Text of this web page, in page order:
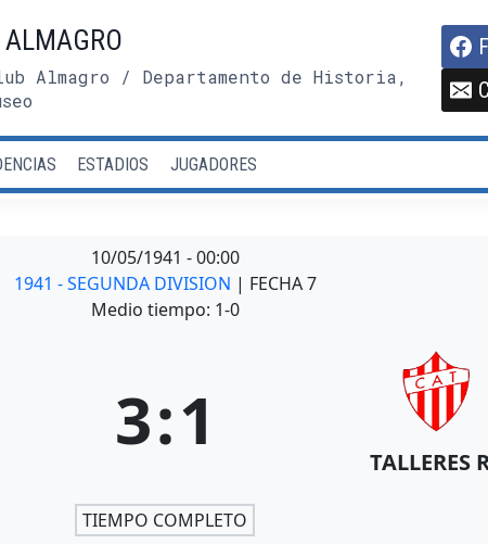
Almagro / Departamento de Historia,
ESTADIOS JUGADORES
10/05/1941 -00:00
1941 - SEGUNDA DIVISION | FECHA 7
Medio tiempo: 1-0
3:1 TALLERES
TIEMPO COMPLETO